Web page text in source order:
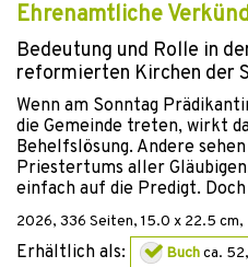
Ehrenamtliche
Bedeutung und Rolle in
reformierten Kirchen der
Wenn am Sonntag
die Gemeinde treten, wirkt
Behelfslösung. Andere
Priestertums aller
einfach auf die Predigt. Doch
2026, 336 Seiten, 15.0 x 22.5 cm,
Erhältlich als: Buchca.